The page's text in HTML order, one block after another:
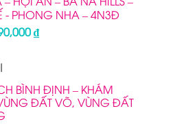
8,990,000 ₫.là:
8,490,000 ₫.
- PHONG NHA – 4N3Đ
₫
BÌNH ĐỊNH – KHÁM
ĐẤT VÕ, VÙNG ĐẤT